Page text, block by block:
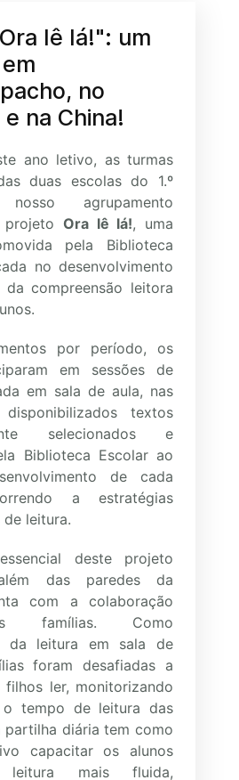
lê lá!": um
no
na China!
ano letivo, as turmas
duas escolas do 1.º
agrupamento
projeto Ora lê lá!, uma
pela Biblioteca
no desenvolvimento
compreensão leitora
por período, os
em sessões de
em sala de aula, nas
textos
selecionados e
Biblioteca Escolar ao
de cada
a estratégias
leitura.
deste projeto
das paredes da
com a colaboração
famílias. Como
da leitura em sala de
foram desafiadas a
ler, monitorizando
tempo de leitura das
partilha diária tem como
capacitar os alunos
mais fluida,